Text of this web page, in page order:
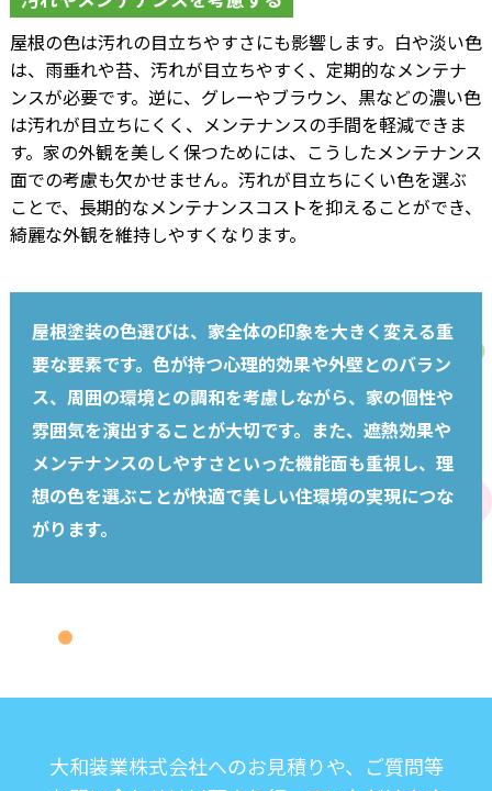
屋根の色は汚れの目立ちやすさにも影響します。白や淡い色
は、雨垂れや苔、汚れが目立ちやすく、定期的なメンテナ
ンスが必要です。逆に、グレーやブラウン、黒などの濃い色
は汚れが目立ちにくく、メンテナンスの手間を軽減できま
す。家の外観を美しく保つためには、こうしたメンテナンス
面での考慮も欠かせません。汚れが目立ちにくい色を選ぶ
ことで、長期的なメンテナンスコストを抑えることができ、
綺麗な外観を維持しやすくなります。
屋根塗装の色選びは、家全体の印象を大きく変える重
要な要素です。色が持つ心理的効果や外壁とのバラン
ス、周囲の環境との調和を考慮しながら、家の個性や
雰囲気を演出することが大切です。また、遮熱効果や
メンテナンスのしやすさといった機能面も重視し、理
想の色を選ぶことが快適で美しい住環境の実現につな
がります。
大和装業株式会社へのお見積りや、ご質問等